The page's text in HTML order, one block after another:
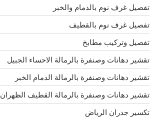
تفصيل غرف نوم بالدمام والخبر
تفصيل غرف نوم بالقطيف
تفصيل وتركيب مطابخ
تقشير دهانات وصنفرة بالرمالة الاحساء الجبيل
تقشير دهانات وصنفرة بالرمالة الدمام الخبر
تقشير دهانات وصنفرة بالرمالة القطيف الظهران
تكسير جدران الرياض